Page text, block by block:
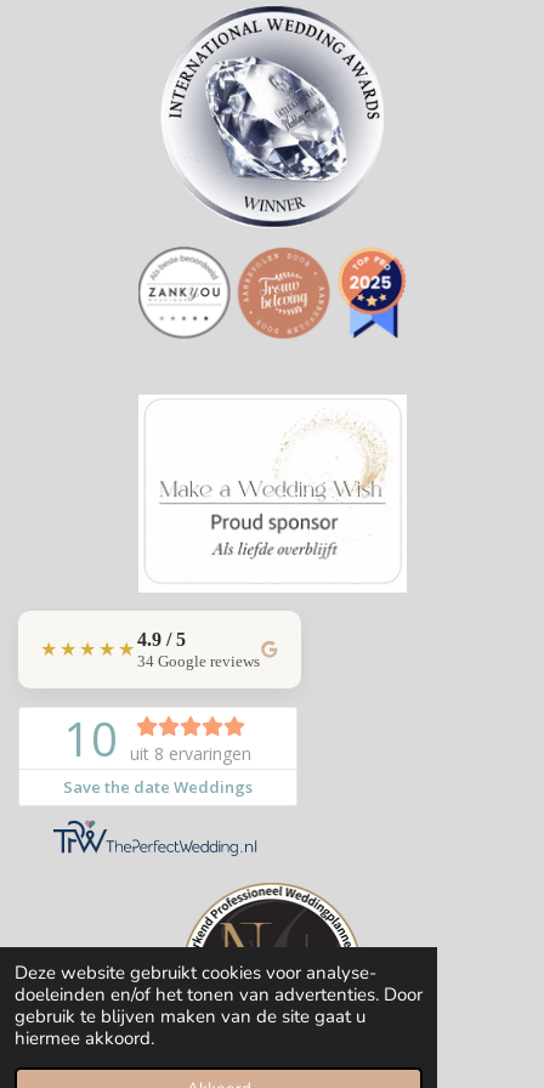
Deze website gebruikt cookies voor analyse-
doeleinden en/of het tonen van advertenties. Door
gebruik te blijven maken van de site gaat u
hiermee akkoord.
★★★★★4.9 / 5
34 Google reviews
© 2020-2026 Save the date Weddings